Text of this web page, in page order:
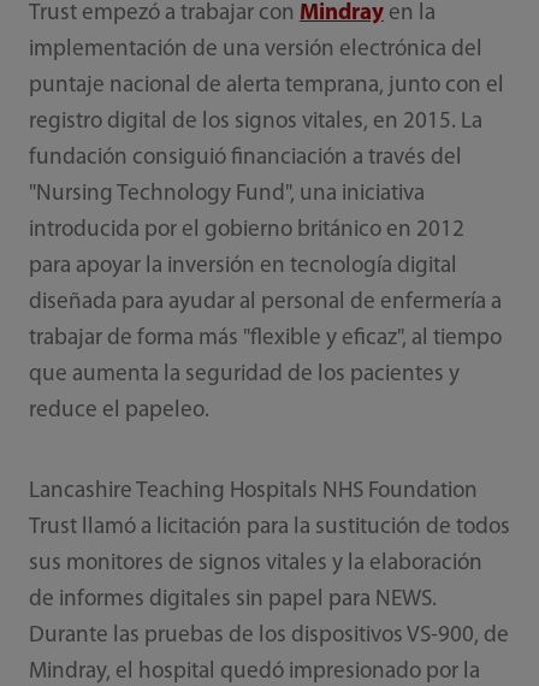
Trust empezó a trabajar con Mindrayen la
implementación de una versión electrónica del
puntaje nacional de alerta temprana, junto con el
registro digital de los signos vitales, en 2015. La
fundación consiguió financiación a través del
"Nursing Technology Fund", una iniciativa
introducida por el gobierno británico en 2012
para apoyar la inversión en tecnología digital
diseñada para ayudar al personal de enfermería a
trabajar de forma más "flexible y eficaz", al tiempo
que aumenta la seguridad de los pacientes y
reduce el papeleo.
Lancashire Teaching Hospitals NHS Foundation
Trust llamó a licitación para la sustitución de todos
sus monitores de signos vitales y la elaboración
de informes digitales sin papel para NEWS.
Durante las pruebas de los dispositivos VS-900, de
Mindray, el hospital quedó impresionado por la